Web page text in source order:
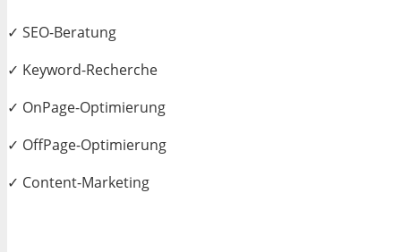
✓ SEO-Beratung
✓ Keyword-Recherche
✓ OnPage-Optimierung
✓ OffPage-Optimierung
✓ Content-Marketing